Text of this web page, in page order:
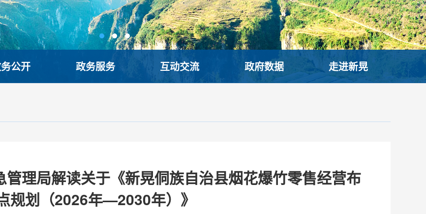
公开 政务服务 互动交流 政府数据 走进新晃
理局解读关于《新晃侗族自治县烟花爆竹零售经营布
规划（2026年—2030年）》